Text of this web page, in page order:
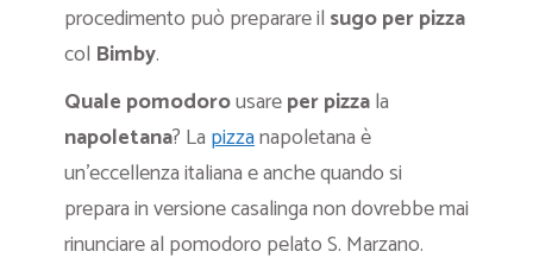
procedimento può preparare il sugo per pizza
col Bimby.
Quale pomodorousareper pizzala
napoletana? La pizzanapoletana è
un’eccellenza italiana e anche quando si
prepara in versione casalinga non dovrebbe mai
rinunciare al pomodoro pelato S. Marzano.